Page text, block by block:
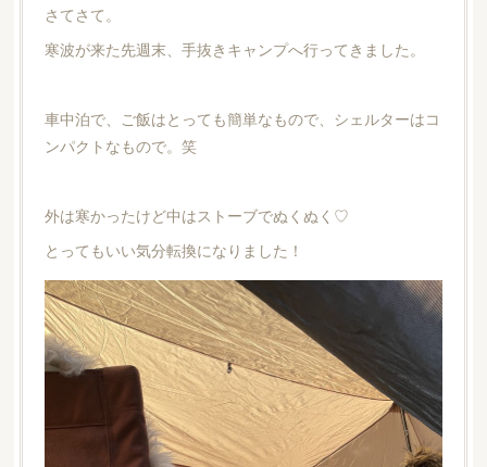
さてさて。
寒波が来た先週末、手抜きキャンプへ行ってきました。
車中泊で、ご飯はとっても簡単なもので、シェルターはコ
ンパクトなもので。笑
外は寒かったけど中はストーブでぬくぬく♡
とってもいい気分転換になりました！